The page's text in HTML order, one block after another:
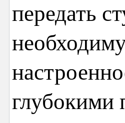
передать
глубокими